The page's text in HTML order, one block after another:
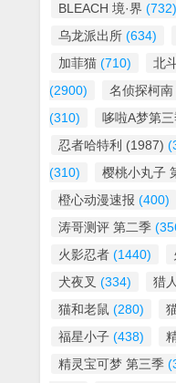
BLEACH 境·界 (732)
乌龙派出所 (634)
加菲猫 (710) 北
(2900)
名侦探柯
(310)
哆啦A梦第
忍者哈特利 (1987)
(310)
樱桃小丸子
橙心动漫速报 (400)
涛哥测评 第二季
火影忍者 (1440)
犬夜叉 (334) 猎
猫和老鼠 (280)
福星小子 (438)
精灵宝可梦 第三季